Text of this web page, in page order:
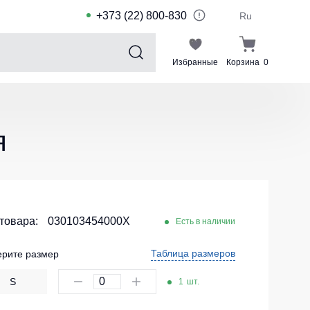
+373 (22) 800-830 Ru
Избранные Корзина 0
Шорты и леггинсы для спорта
Комплекты для команд
030103454000X Есть в наличии
размер Таблица размеров
S 1 шт.